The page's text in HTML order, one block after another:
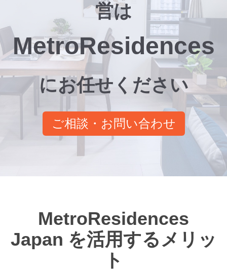
営は
MetroResidences
にお任せください
ご相談・お問い合わせ
MetroResidences
Japan を活用するメリッ
ト